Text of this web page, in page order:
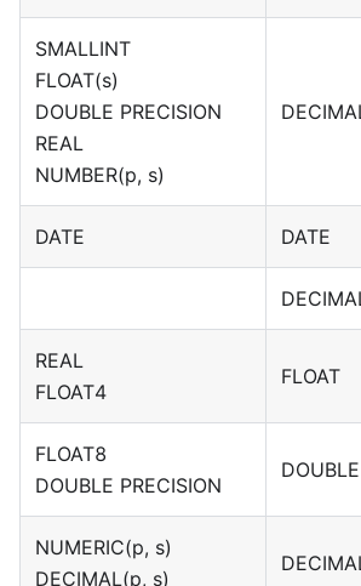
SMALLINT
FLOAT(s)
DOUBLE PRECISION
REAL
NUMBER(p, s)
DATE DATE
REAL
FLOAT4
FLOAT
FLOAT8
DOUBLE PRECISION
DOUBLE
NUMERIC(p, s)
DECIMAL(p, s)